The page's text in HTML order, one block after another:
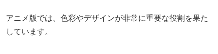
アニメ版では、色彩やデザインが非常に重要な役割を果た
しています。